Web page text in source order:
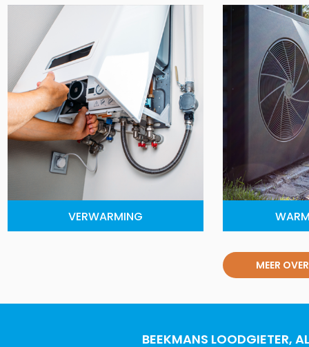
VERWARMING
MEER
BEEKMANS LOODGIETER,